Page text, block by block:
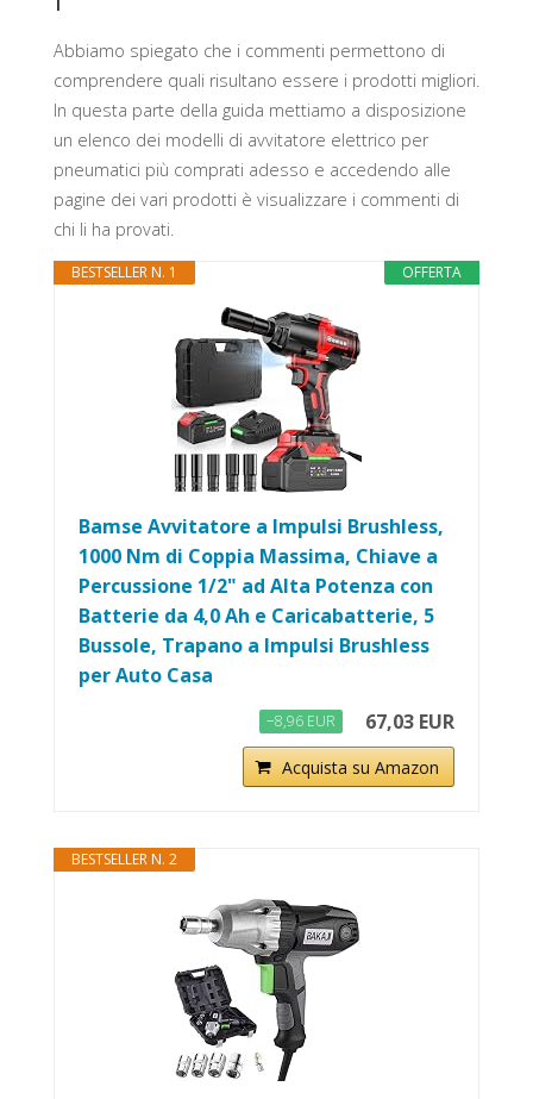
Abbiamo spiegato che i commenti permettono di
comprendere quali risultano essere i prodotti migliori.
In questa parte della guida mettiamo a disposizione
un elenco dei modelli di avvitatore elettrico per
pneumatici più comprati adesso e accedendo alle
pagine dei vari prodotti è visualizzare i commenti di
chi li ha provati.
OFFERTA
BESTSELLER N. 1
Bamse Avvitatore a Impulsi Brushless,
1000 Nm di Coppia Massima, Chiave a
Percussione 1/2" ad Alta Potenza con
Batterie da 4,0 Ah e Caricabatterie, 5
Bussole, Trapano a Impulsi Brushless
per Auto Casa
−8,96 EUR 67,03 EUR
Acquista su Amazon
BESTSELLER N. 2